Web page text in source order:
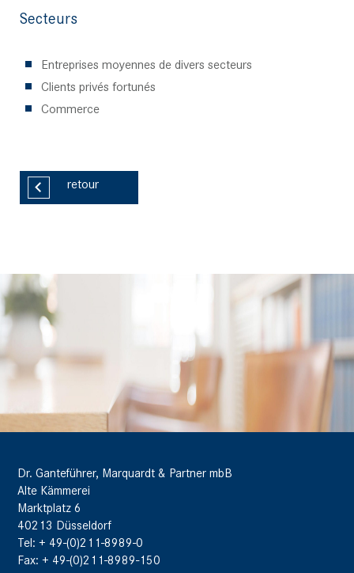
Secteurs
Entreprises moyennes de divers secteurs
Clients privés fortunés
Commerce
retour
Dr. Ganteführer, Marquardt & Partner mbB
Alte Kämmerei
Marktplatz 6
40213 Düsseldorf
Tel: + 49-(0)211-8989-0
Fax: + 49-(0)211-8989-150